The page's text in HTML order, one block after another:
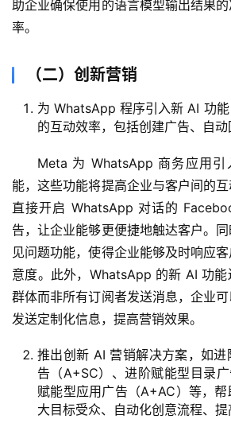
助企业确保使用的语言模型输出结果
率。
（二）创新营销
为 WhatsApp 程序引入新 AI 功
的互动效率，包括创建广告、自动
Meta 为 WhatsApp 商务应用
能，这些功能将提高企业与客户间的
直接开启 WhatsApp 对话的
告，让企业能够更便捷地触达客户。
见问题功能，使得企业能够及时响应
意度。此外，WhatsApp 的新 AI 功
群体而非所有订阅者发送消息，企业
发送定制化信息，提高营销效果。
推出创新 AI 营销解决方案，如
告（A+SC）、进阶赋能型目录
赋能型应用广告（A+AC）等，
大目标受众、自动化创意流程、提